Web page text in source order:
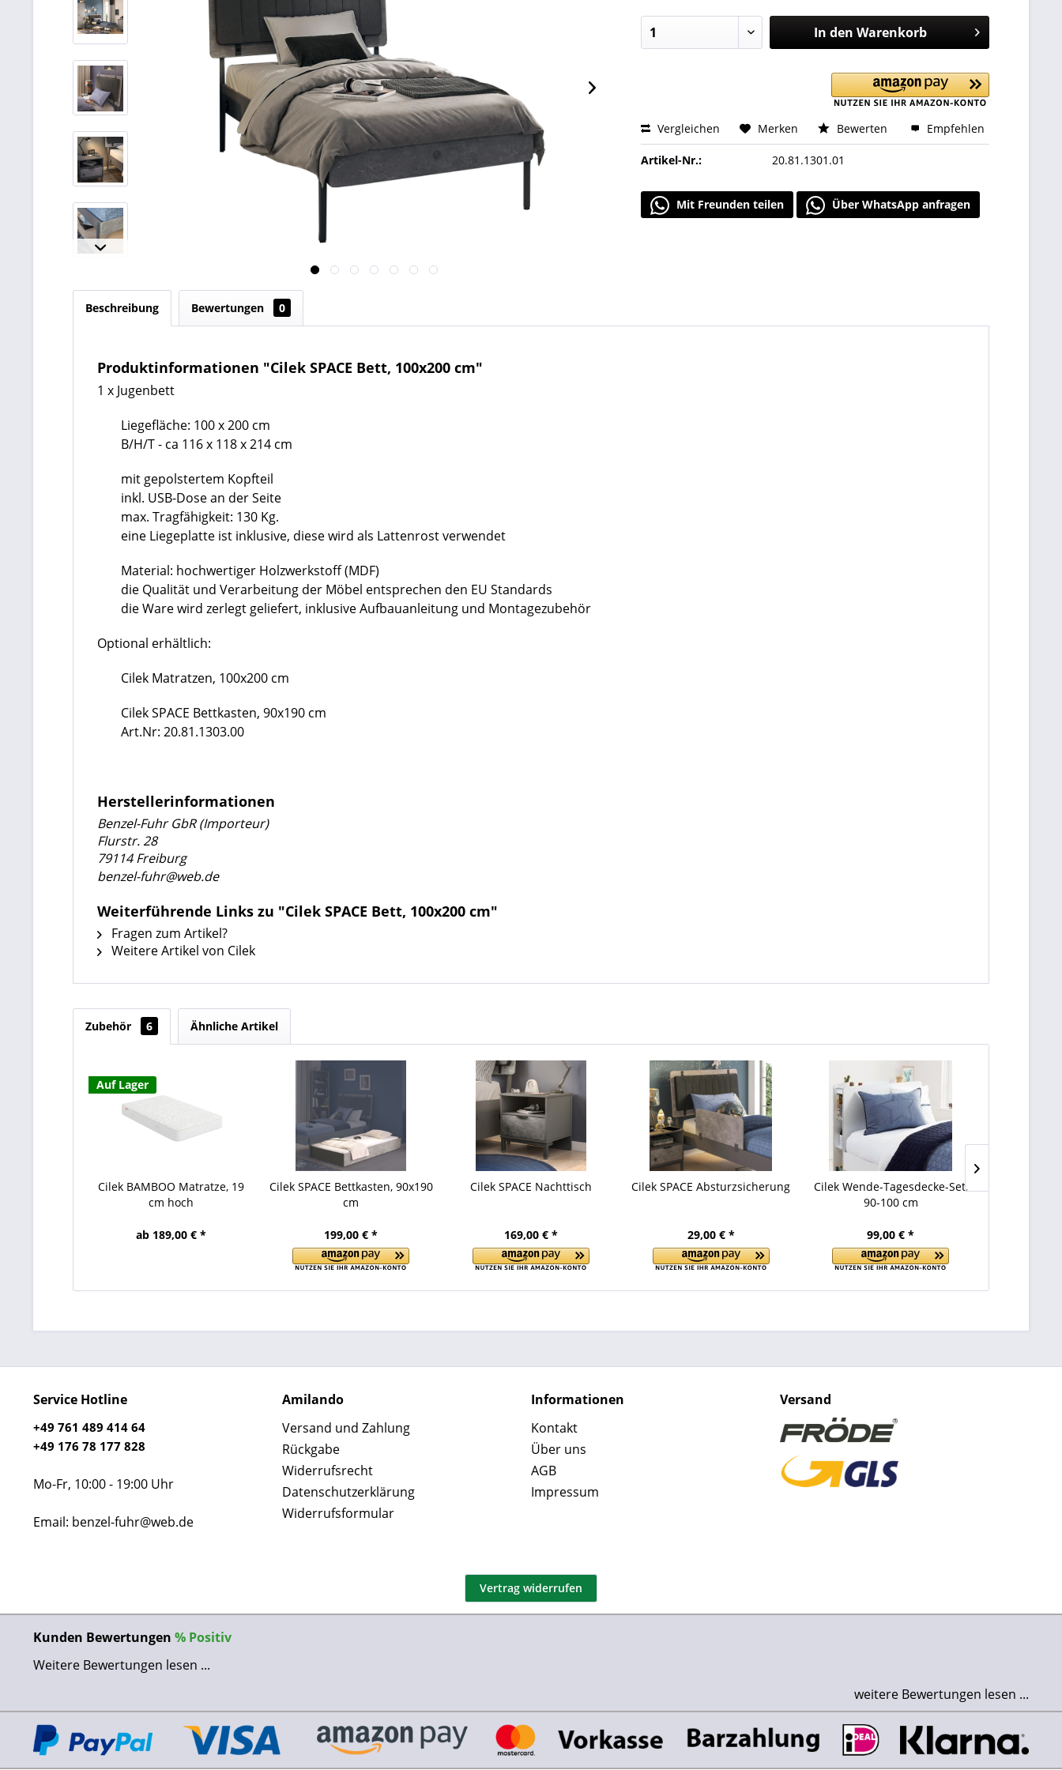
In den Warenkorb
Vergleichen Merken Bewerten Empfehlen
Artikel-Nr.: 20.81.1301.01
Mit Freunden teilen Über WhatsApp anfragen
Beschreibung Bewertungen 0
Produktinformationen "Cilek SPACE Bett, 100x200 cm"
1 x Jugenbett
Liegefläche: 100 x 200 cm
B/H/T - ca 116 x 118 x 214 cm
mit gepolstertem Kopfteil
inkl. USB-Dose an der Seite
max. Tragfähigkeit: 130 Kg.
eine Liegeplatte ist inklusive, diese wird als Lattenrost verwendet
Material: hochwertiger Holzwerkstoff (MDF)
die Qualität und Verarbeitung der Möbel entsprechen den EU Standards
die Ware wird zerlegt geliefert, inklusive Aufbauanleitung und Montagezubehör
Optional erhältlich:
Cilek Matratzen, 100x200 cm
Cilek SPACE Bettkasten, 90x190 cm
Art.Nr: 20.81.1303.00
Herstellerinformationen
Benzel-Fuhr GbR (Importeur)
Flurstr. 28
79114 Freiburg
benzel-fuhr@web.de
Weiterführende Links zu "Cilek SPACE Bett, 100x200 cm"
Fragen zum Artikel?
Weitere Artikel von Cilek
Zubehör 6 Ähnliche Artikel
Auf Lager
Cilek BAMBOO Matratze, 19
cm hoch
ab 189,00 € *
Cilek SPACE Bettkasten, 90x190
cm
199,00 € *
Cilek SPACE Nachttisch
169,00 € *
Cilek SPACE Absturzsicherung
29,00 € *
Cilek Wende-Tagesdecke-Set,
90-100 cm
99,00 € *
Service Hotline
+49 761 489 414 64
+49 176 78 177 828
Mo-Fr, 10:00 - 19:00 Uhr
Email: benzel-fuhr@web.de
Amilando
Versand und Zahlung
Rückgabe
Widerrufsrecht
Datenschutzerklärung
Widerrufsformular
Informationen
Kontakt
Über uns
AGB
Impressum
Versand
Vertrag widerrufen
Kunden Bewertungen % Positiv
Weitere Bewertungen lesen ...
weitere Bewertungen lesen ...